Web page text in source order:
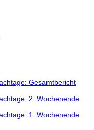
Gesamtbericht
2. Wochenende
1. Wochenende